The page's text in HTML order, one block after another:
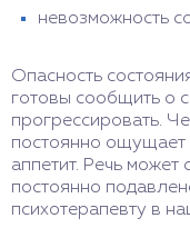
невозможность
Опасность
готовы сообщить о
прогрессировать.
постоянно ощущает
аппетит. Речь может
постоянно
психотерапевту в